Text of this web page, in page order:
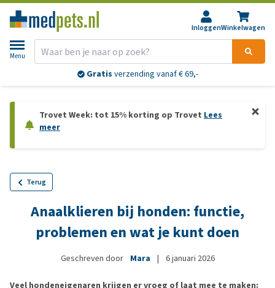
InloggenWinkelwagen
Menu
Gratis verzending vanaf € 69,-
Trovet Week: tot 15% korting op Trovet Lees
meer
Terug
Anaalklieren bij honden: functie,
problemen en wat je kunt doen
Geschreven door Mara | 6 januari 2026
Veel hondeneigenaren krijgen er vroeg of laat mee te maken: